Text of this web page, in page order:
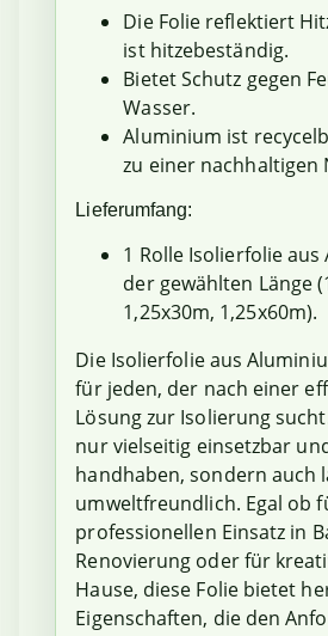
Die Folie reflektiert
ist hitzebeständig.
Bietet Schutz gegen
Wasser.
Aluminium ist
zu einer nachhaltigen
Lieferumfang:
1 Rolle Isolierfolie
der gewählten Länge
1,25x30m, 1,25x60m).
Die Isolierfolie aus
für jeden, der nach einer
Lösung zur Isolierung
nur vielseitig einsetzbar
handhaben, sondern auch
umweltfreundlich. Egal ob
professionellen Einsatz in
Renovierung oder für
Hause, diese Folie bietet
Eigenschaften, die den